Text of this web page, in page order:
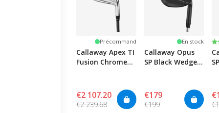
Précommand
Callaway Apex TI
Fusion Chrome
€2 107.20
€2 239.68
En stock
Callaway Opus
SP Black Wedge -
€179
€199